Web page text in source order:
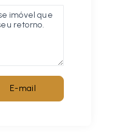
E-mail